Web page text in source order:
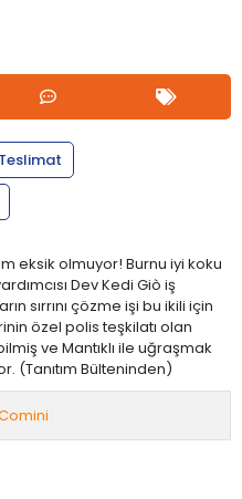
eksik olmuyor! Burnu iyi koku
Dev Kedi Giò iş
sırrını çözme işi bu ikili için
özel polis teşkilatı olan
ve Mantıklı ile uğraşmak
(Tanıtım Bülteninden)